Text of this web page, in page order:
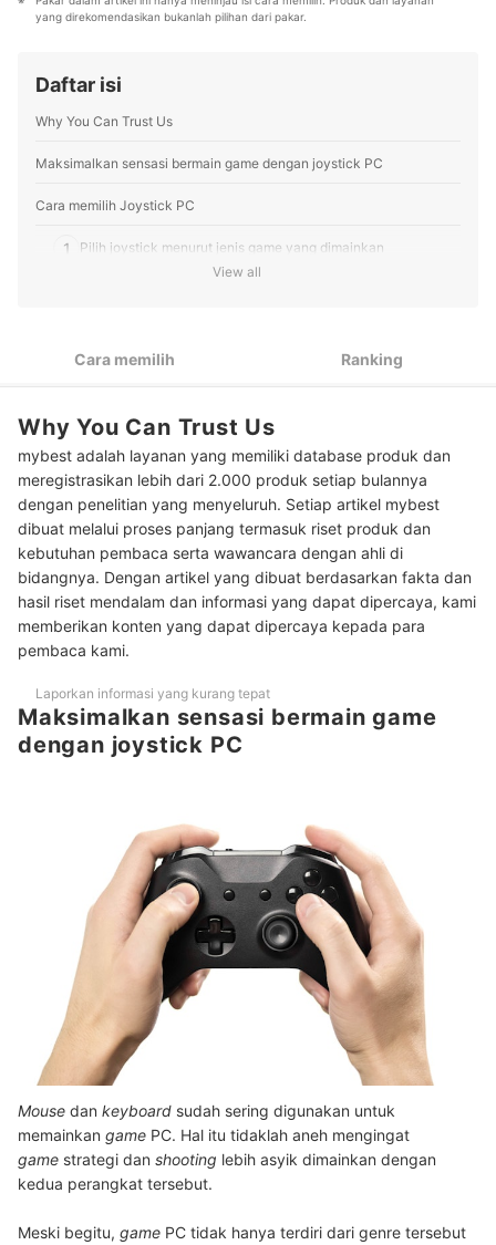
Profil Faynilla
sehari-hari, elektronik rumah tangga, hingga jasa bisa
yang direkomendasikan bukanlah pilihan dari pakar.
Daftar isi
Why You Can Trust Us
Maksimalkan sensasi bermain game dengan joystick PC
Cara memilih Joystick PC
1 Pilih joystick menurut jenis game yang dimainkan
Peringkat Joystick PC Terbaik
Baca juga rekomendasi peralatan gaming lainnya di sini
View all
Cara memilih Ranking
Why You Can Trust Us
mybest adalah layanan yang memiliki database produk dan
meregistrasikan lebih dari 2.000 produk setiap bulannya
dengan penelitian yang menyeluruh. Setiap artikel mybest
dibuat melalui proses panjang termasuk riset produk dan
kebutuhan pembaca serta wawancara dengan ahli di
bidangnya. Dengan artikel yang dibuat berdasarkan fakta dan
hasil riset mendalam dan informasi yang dapat dipercaya, kami
memberikan konten yang dapat dipercaya kepada para
pembaca kami.
Laporkan informasi yang kurang tepat
Maksimalkan sensasi bermain game
dengan joystick PC
Mouse dan keyboard sudah sering digunakan untuk
memainkan game PC. Hal itu tidaklah aneh mengingat
game strategi dan shooting lebih asyik dimainkan dengan
kedua perangkat tersebut.
Meski begitu, game PC tidak hanya terdiri dari genre tersebut